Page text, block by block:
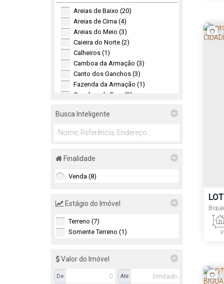
Areias de Baixo (20)
Areias de Cima (4)
Areias do Meio (3)
Caieira do Norte (2)
Calheiros (1)
Camboa da Armação (3)
Canto dos Ganchos (3)
Fazenda da Armação (1)
Ganchos de Fora (2)
Ganchos do Meio (1)
Jordão (1)
Praia do Antenor (1)
Biguaçu (2)
São Miguel (Guaporanga) (1)
Tijuquinhas (Guaporanga) (1)
Camboriú (1)
Tabuleiro (1)
Florianópolis (1)
Jurerê Internacional (1)
Busca Inteligente
Finalidade
Venda (8)
Estágio do Imóvel
Terreno (7)
Somente Terreno (1)
Valor do Imóvel
De Até